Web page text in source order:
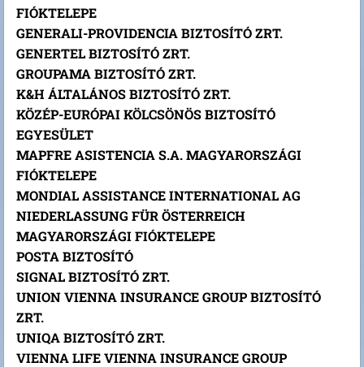
FIÓKTELEPE
GENERALI-PROVIDENCIA BIZTOSÍTÓ ZRT.
GENERTEL BIZTOSÍTÓ ZRT.
GROUPAMA BIZTOSÍTÓ ZRT.
K&H ÁLTALÁNOS BIZTOSÍTÓ ZRT.
KÖZÉP-EURÓPAI KÖLCSÖNÖS BIZTOSÍTÓ
EGYESÜLET
MAPFRE ASISTENCIA S.A. MAGYARORSZÁGI
FIÓKTELEPE
MONDIAL ASSISTANCE INTERNATIONAL AG
NIEDERLASSUNG FÜR ÖSTERREICH
MAGYARORSZÁGI FIÓKTELEPE
POSTA BIZTOSÍTÓ
SIGNAL BIZTOSÍTÓ ZRT.
UNION VIENNA INSURANCE GROUP BIZTOSÍTÓ
ZRT.
UNIQA BIZTOSÍTÓ ZRT.
VIENNA LIFE VIENNA INSURANCE GROUP